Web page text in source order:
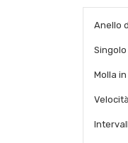
Anello
Molla in